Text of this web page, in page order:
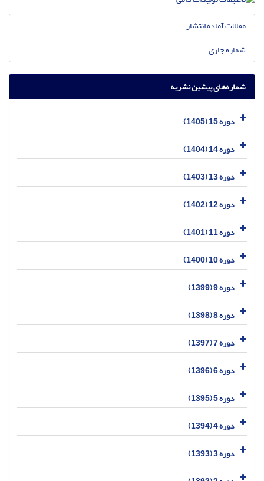
مقالات آماده انتشار
شماره جاری
شماره‌های پیشین نشریه
دوره 15 (1405)
دوره 14 (1404)
دوره 13 (1403)
دوره 12 (1402)
دوره 11 (1401)
دوره 10 (1400)
دوره 9 (1399)
دوره 8 (1398)
دوره 7 (1397)
دوره 6 (1396)
دوره 5 (1395)
دوره 4 (1394)
دوره 3 (1393)